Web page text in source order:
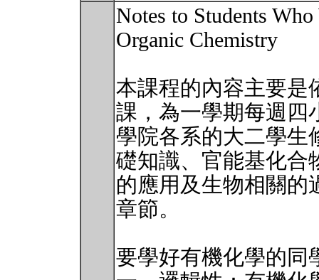
Notes to Students
Organic Chemistry
本課程的內容主要是
課，為一學期每週四
學院各系的大二學生
礎知識、官能基化合
的應用及生物相關的
章節。
要學好有機化學的同